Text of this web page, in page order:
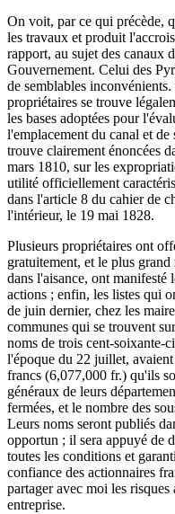
On voit, par ce qui précède,
les travaux et produit
rapport, au sujet des canaux
Gouvernement. Celui des
de semblables
propriétaires se trouve
les bases adoptées pour
l'emplacement du canal et de
trouve clairement énoncées
mars 1810, sur les
utilité officiellement
dans l'article 8 du cahier de
l'intérieur, le 19 mai 1828.
Plusieurs propriétaires ont
gratuitement, et le plus
dans l'aisance, ont manifesté
actions ; enfin, les listes qui
de juin dernier, chez les
communes qui se trouvent
noms de trois cent-soixante-
l'époque du 22 juillet,
francs (6,077,000 fr.) qu'ils
généraux de leurs
fermées, et le nombre des
Leurs noms seront publiés
opportun ; il sera appuyé de
toutes les conditions et
confiance des actionnaires
partager avec moi les
entreprise.